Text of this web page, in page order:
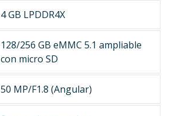
4 GB LPDDR4X
128/256 GB eMMC 5.1 ampliable
con micro SD
50 MP/F1.8 (Angular)